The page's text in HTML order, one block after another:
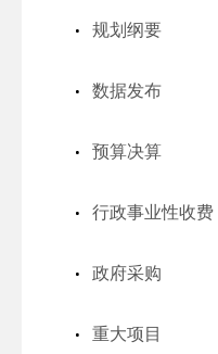
规划纲要
数据发布
预算决算
行政事业性收费
政府采购
重大项目